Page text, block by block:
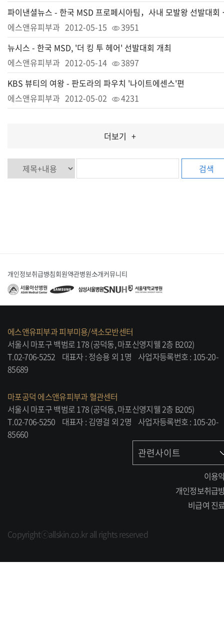
파이낸셜
에스앤유피부과 2012-05-15
3951
뉴시스 - 한국 MSD, '더 킹 투 헤어' 선발대회 개최
에스앤유피부과 2012-05-14
3897
KBS 뷰티의 여왕 - 판도라의 파우치 '나이트에센스'편
에스앤유피부과 2012-05-02 4231
더보기 +
검색
개인정보취급방침회원약관병원소개커뮤니티
에스앤유피부과 피부미용/색소모반센터
서울시 마포구 백범로 178 (공덕동, 마포신영지웰 2층 B202)
T.02-706-5252
대표자 : 정승용 외 1명
사업자등록번호 : 105-20-
85689
마포공덕 에스앤유피부과 혈관센터
서울시 마포구 백범로 178 (공덕동, 마포신영지웰 2층 B205)
T.02-706-5250
대표자 : 김영걸 외 2명
사업자등록번호 : 105-20-
85660
관련사이트
이용
개인정보취급
비급여 진
Copyrightⓒallskin.co.kr all rights reserved